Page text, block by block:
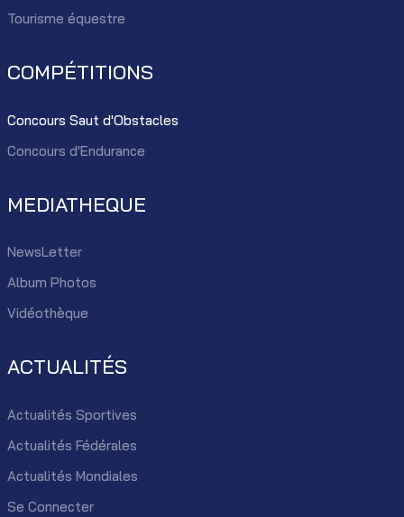
Tourisme équestre
COMPÉTITIONS
Concours Saut d'Obstacles
Concours d'Endurance
MEDIATHEQUE
NewsLetter
Album Photos
Vidéothèque
ACTUALITÉS
Actualités Sportives
Actualités Fédérales
Actualités Mondiales
Se Connecter